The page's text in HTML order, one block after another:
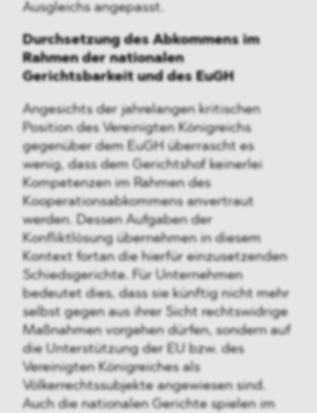
Ausgleichs angepasst.
Durchsetzung des Abkommens im
Rahmen der nationalen
Gerichtsbarkeit und des EuGH
Angesichts der jahrelangen kritischen
Position des Vereinigten Königreichs
gegenüber dem EuGH überrascht es
wenig, dass dem Gerichtshof keinerlei
Kompetenzen im Rahmen des
Kooperationsabkommens anvertraut
werden. Dessen Aufgaben der
Konfliktlösung übernehmen in diesem
Kontext fortan die hierfür einzusetzenden
Schiedsgerichte. Für Unternehmen
bedeutet dies, dass sie künftig nicht mehr
selbst gegen aus ihrer Sicht rechtswidrige
Maßnahmen vorgehen dürfen, sondern auf
die Unterstützung der EU bzw. des
Vereinigten Königreiches als
Völkerrechtssubjekte angewiesen sind.
Auch die nationalen Gerichte spielen im